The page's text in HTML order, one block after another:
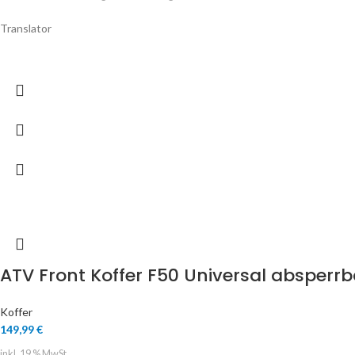
Translator
ATV Front Koffer F50 Universal
Koffer
149,99€